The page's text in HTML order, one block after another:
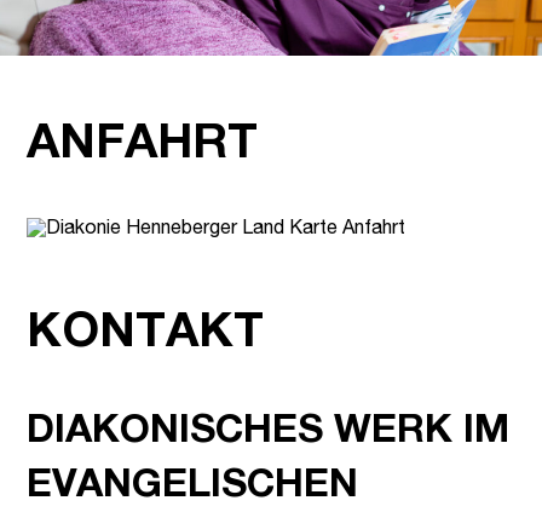
ANFAHRT
KONTAKT
DIAKONISCHES WERK IM
EVANGELISCHEN